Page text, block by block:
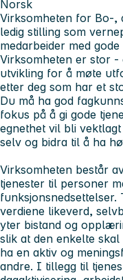
Norsk
Virksomheten for Bo-,
ledig stilling som
medarbeider med
Virksomheten er stor
utvikling for å møte
etter deg som har et
Du må ha god
fokus på å gi gode
egnethet vil bli
selv og bidra til å ha
Virksomheten består
tjenester til personer
funksjonsnedsettelser.
verdiene likeverd,
yter bistand og
slik at den enkelte
ha en aktiv og
andre. I tillegg til